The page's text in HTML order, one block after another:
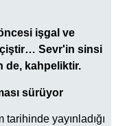
işgal ve
Sevr'in sinsi
de, kahpeliktir.
sürüyor
yayınladığı